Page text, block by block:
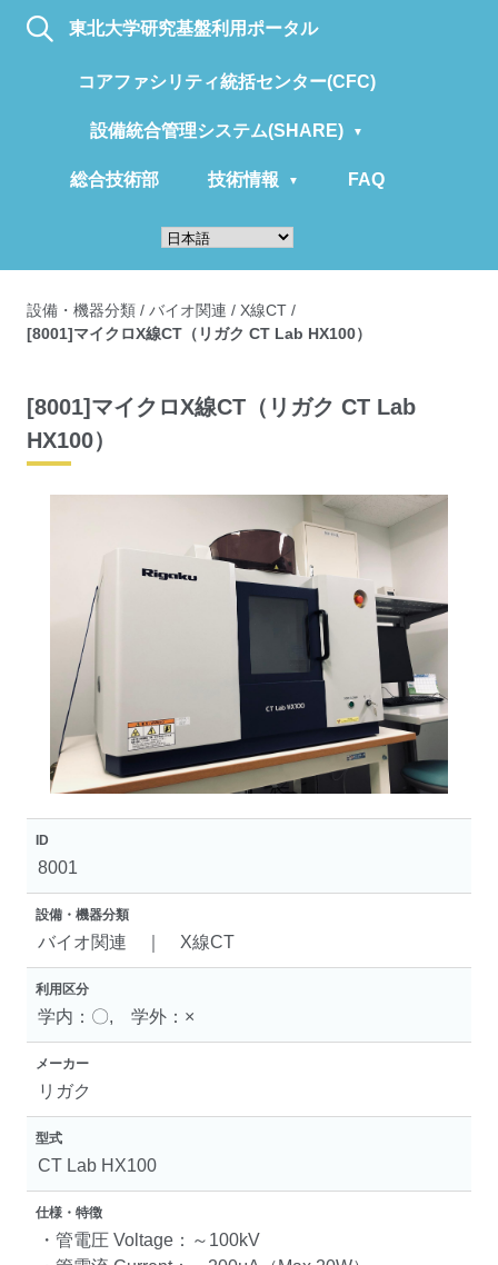
東北大学研究基盤利用ポータル
コアファシリティ統括センター(CFC)
設備統合管理システム(SHARE)
総合技術部 技術情報 FAQ
設備・機器分類 / バイオ関連 / X線CT /
[8001]マイクロX線CT（リガク CT Lab HX100）
[8001]マイクロX線CT（リガク CT Lab
HX100）
ID
8001
設備・機器分類
バイオ関連 ｜ X線CT
利用区分
学内：〇, 学外：×
メーカー
リガク
型式
CT Lab HX100
仕様・特徴
・管電圧 Voltage：～100kV